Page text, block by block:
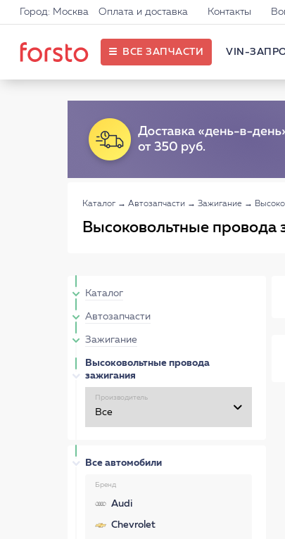
Город: Москва Оплата и доставка Контакты
ВСЕ ЗАПЧАСТИ VIN-
Каталог → Автозапчасти → Зажигание →
Высоковольтные провода
Каталог
Автозапчасти
Зажигание
Высоковольтные провода
зажигания
Производитель
Все автомобили
Бренд
Audi
Chevrolet